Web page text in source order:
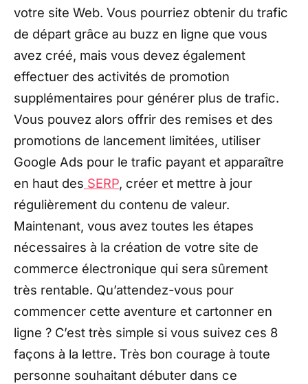
votre site Web. Vous pourriez obtenir du trafic
de départ grâce au buzz en ligne que vous
avez créé, mais vous devez également
effectuer des activités de promotion
supplémentaires pour générer plus de trafic.
Vous pouvez alors offrir des remises et des
promotions de lancement limitées, utiliser
Google Ads pour le trafic payant et apparaître
en haut des SERP, créer et mettre à jour
régulièrement du contenu de valeur.
Maintenant, vous avez toutes les étapes
nécessaires à la création de votre site de
commerce électronique qui sera sûrement
très rentable. Qu’attendez-vous pour
commencer cette aventure et cartonner en
ligne ? C’est très simple si vous suivez ces 8
façons à la lettre. Très bon courage à toute
personne souhaitant débuter dans ce